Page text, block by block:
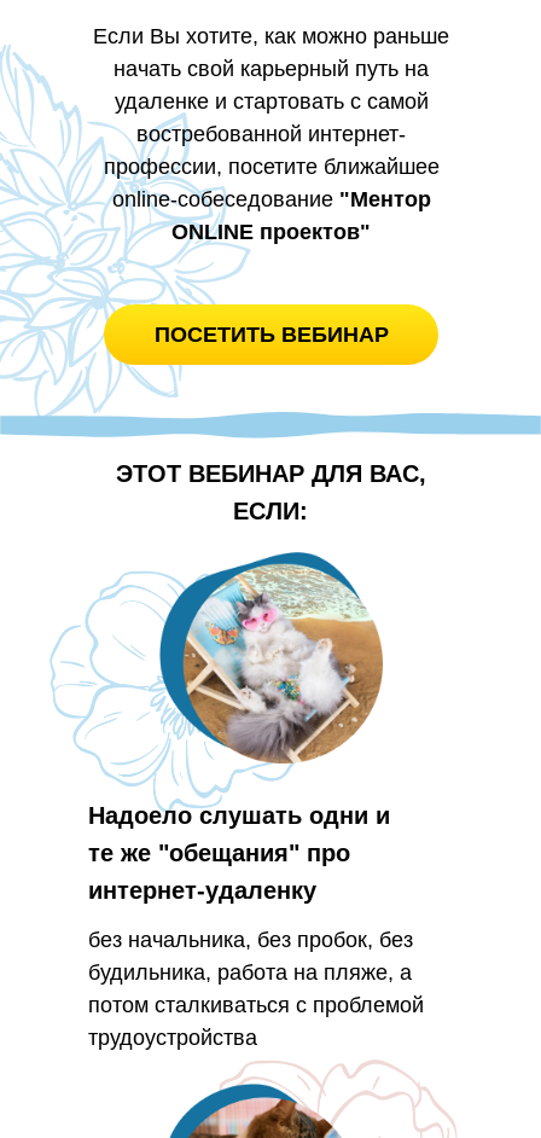
Если Вы хотите, как можно раньше
начать свой карьерный путь на
удаленке и стартовать с самой
востребованной интернет-
профессии, посетите ближайшее
online-собеседование "Ментор
ONLINE проектов"
ПОСЕТИТЬ ВЕБИНАР
ЭТОТ ВЕБИНАР ДЛЯ ВАС,
ЕСЛИ:
Надоело слушать одни и
те же "обещания" про
интернет-удаленку
без начальника, без пробок, без
будильника, работа на пляже, а
потом сталкиваться с проблемой
трудоустройства